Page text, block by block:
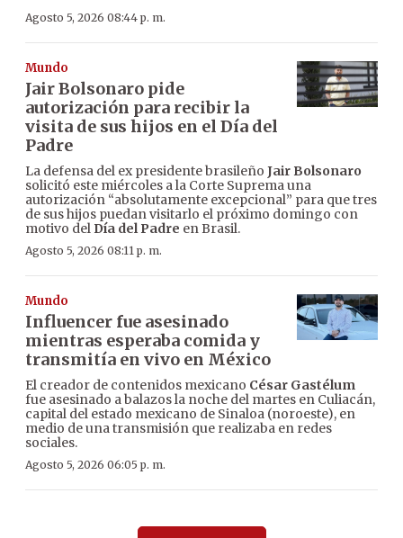
Agosto 5, 2026 08:44 p. m.
Mundo
Jair Bolsonaro pide
autorización para recibir la
visita de sus hijos en el Día del
Padre
La defensa del ex presidente brasileño Jair Bolsonaro
solicitó este miércoles a la Corte Suprema una
autorización “absolutamente excepcional” para que tres
de sus hijos puedan visitarlo el próximo domingo con
motivo del Día del Padre en Brasil.
Agosto 5, 2026 08:11 p. m.
Mundo
Influencer fue asesinado
mientras esperaba comida y
transmitía en vivo en México
El creador de contenidos mexicano César Gastélum
fue asesinado a balazos la noche del martes en Culiacán,
capital del estado mexicano de Sinaloa (noroeste), en
medio de una transmisión que realizaba en redes
sociales.
Agosto 5, 2026 06:05 p. m.